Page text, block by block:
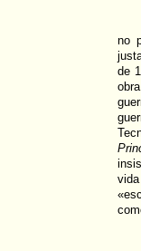
no
de